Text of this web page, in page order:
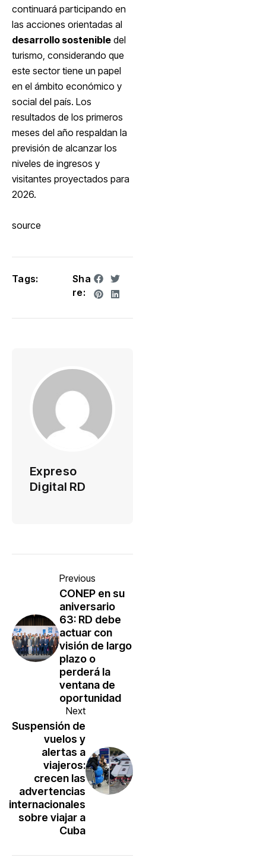
continuará participando en
las acciones orientadas al
desarrollo sostenible del
turismo, considerando que
este sector tiene un papel
en el ámbito económico y
social del país. Los
resultados de los primeros
meses del año respaldan la
previsión de alcanzar los
niveles de ingresos y
visitantes proyectados para
2026.
source
Tags:
Sha
re:
Expreso
Digital RD
Previous
CONEP en su
aniversario
63: RD debe
actuar con
visión de largo
plazo o
perderá la
ventana de
oportunidad
Next
Suspensión de
vuelos y
alertas a
viajeros:
crecen las
advertencias
internacionales
sobre viajar a
Cuba